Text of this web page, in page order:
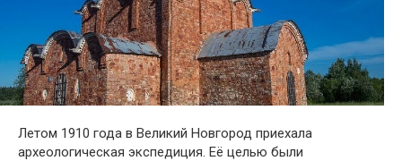
Летом 1910 года в Великий Новгород приехала
археологическая экспедиция. Её целью были